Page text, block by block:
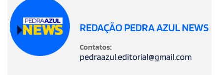
REDAÇÃO PEDRA AZUL NEWS
Contatos:
pedraazul.editorial@gmail.com